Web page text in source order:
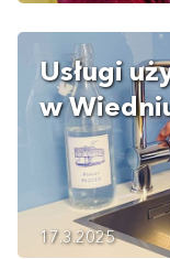
Usługi
w
17.3.2025